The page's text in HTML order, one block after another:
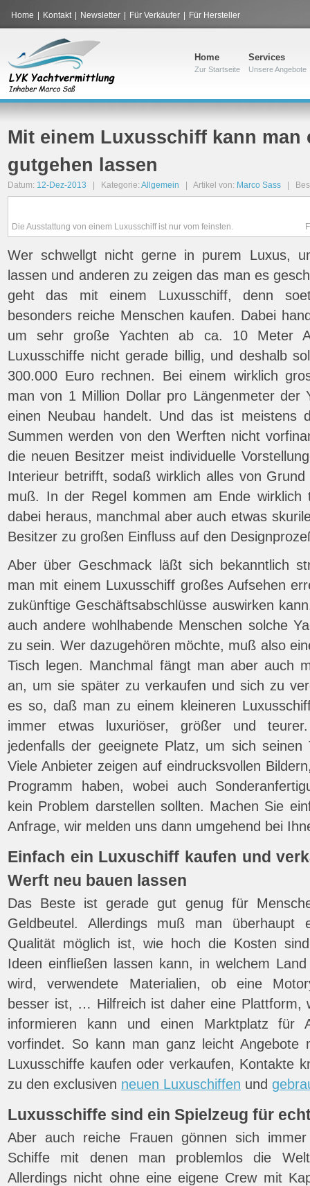
Home Kontakt Newsletter Für Verkäufer Für Hersteller
Home
Zur Startseite
Services
Unsere Angebote
Mit einem Luxusschiff kann man
gutgehen lassen
Datum: 12-Dez-2013 | Kategorie: Allgemein | Artikel von: Marco Sass |
Die Ausstattung von einem Luxusschiff ist nur vom feinsten.
Wer schwellgt nicht gerne in purem Luxus,
lassen und anderen zu zeigen das man es
geht das mit einem Luxusschiff, denn
besonders reiche Menschen kaufen. Dabei
um sehr große Yachten ab ca. 10 Meter
Luxusschiffe nicht gerade billig, und deshalb
300.000 Euro rechnen. Bei einem wirklich
man von 1 Million Dollar pro Längenmeter der
einen Neubau handelt. Und das ist meistens
Summen werden von den Werften nicht
die neuen Besitzer meist individuelle
Interieur betrifft, sodaß wirklich alles von
muß. In der Regel kommen am Ende wirklich
dabei heraus, manchmal aber auch etwas
Besitzer zu großen Einfluss auf den
Aber über Geschmack läßt sich bekanntlich
man mit einem Luxusschiff großes Aufsehen
zukünftige Geschäftsabschlüsse auswirken
auch andere wohlhabende Menschen solche
zu sein. Wer dazugehören möchte, muß also
Tisch legen. Manchmal fängt man aber auch
an, um sie später zu verkaufen und sich zu
es so, daß man zu einem kleineren
immer etwas luxuriöser, größer und
jedenfalls der geeignete Platz, um sich seinen
Viele Anbieter zeigen auf eindrucksvollen
Programm haben, wobei auch
kein Problem darstellen sollten. Machen Sie
Anfrage, wir melden uns dann umgehend bei
Einfach ein Luxuschiff kaufen und
Werft neu bauen lassen
Das Beste ist gerade gut genug für
Geldbeutel. Allerdings muß man überhaupt
Qualität möglich ist, wie hoch die Kosten
Ideen einfließen lassen kann, in welchem
wird, verwendete Materialien, ob eine
besser ist, … Hilfreich ist daher eine Plattform,
informieren kann und einen Marktplatz für
vorfindet. So kann man ganz leicht Angebote
Luxusschiffe kaufen oder verkaufen, Kontakte
zu den exclusiven neuen Luxuschiffen und
Luxusschiffe sind ein Spielzeug für
Aber auch reiche Frauen gönnen sich
Schiffe mit denen man problemlos die
Allerdings nicht ohne eine eigene Crew mit